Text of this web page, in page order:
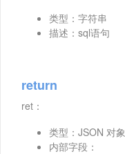
类型：字符串
描述：sql语句
return
ret：
类型：JSON 对象
内部字段：